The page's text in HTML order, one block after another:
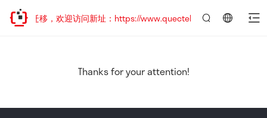
地址已迁移，欢迎访问新址：https://www.quectel.com.cn
Thanks for your attention!